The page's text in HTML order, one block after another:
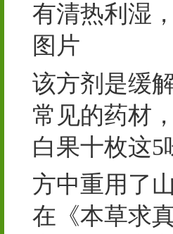
有清热利湿
图片
该方剂是缓
常见的药材
白果十枚这
方中重用了
在《本草求